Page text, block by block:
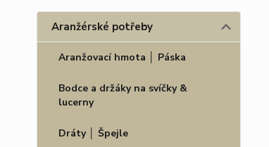
Aranžérské potřeby
Aranžovací hmota │ Páska
Bodce a držáky na svíčky &
lucerny
Dráty │ Špejle